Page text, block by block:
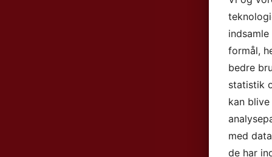
formål,
bedre
statistik
kan
med
de har